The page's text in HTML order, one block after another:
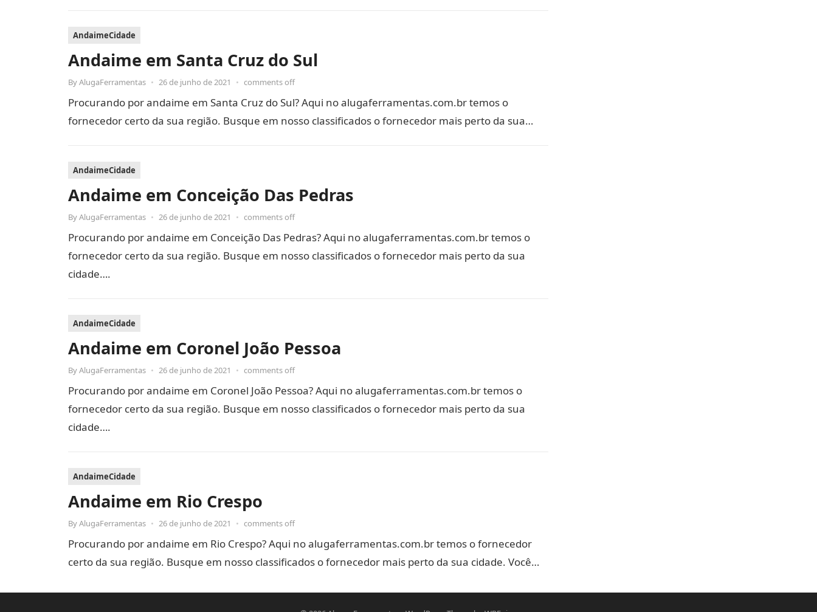
AndaimeCidade
Andaime em Santa Cruz do Sul
ByAlugaFerramentas • 26 de junho de 2021 • comments off
Procurando por andaime em Santa Cruz do Sul? Aqui no alugaferramentas.com.br temos o
fornecedor certo da sua região. Busque em nosso classificados o fornecedor mais perto da sua…
AndaimeCidade
Andaime em Conceição Das Pedras
ByAlugaFerramentas • 26 de junho de 2021 • comments off
Procurando por andaime em Conceição Das Pedras? Aqui no alugaferramentas.com.br temos o
fornecedor certo da sua região. Busque em nosso classificados o fornecedor mais perto da sua
cidade….
AndaimeCidade
Andaime em Coronel João Pessoa
ByAlugaFerramentas • 26 de junho de 2021 • comments off
Procurando por andaime em Coronel João Pessoa? Aqui no alugaferramentas.com.br temos o
fornecedor certo da sua região. Busque em nosso classificados o fornecedor mais perto da sua
cidade….
AndaimeCidade
Andaime em Rio Crespo
ByAlugaFerramentas • 26 de junho de 2021 • comments off
Procurando por andaime em Rio Crespo? Aqui no alugaferramentas.com.br temos o fornecedor
certo da sua região. Busque em nosso classificados o fornecedor mais perto da sua cidade. Você…